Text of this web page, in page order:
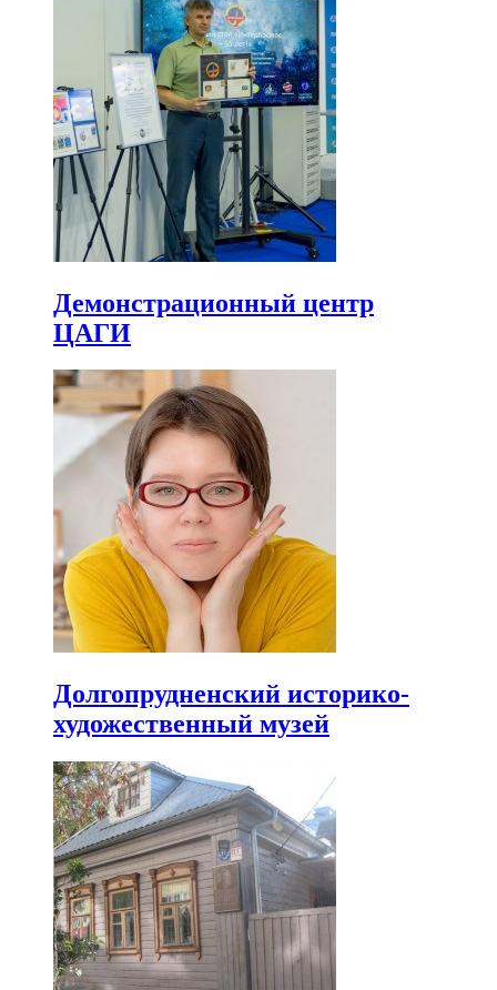
Демонстрационный центр
ЦАГИ
Долгопрудненский историко-
художественный музей